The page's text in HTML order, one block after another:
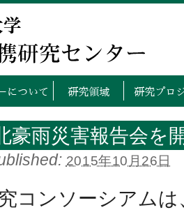
トップページ センタ
豪雨災害報告会を
2015年10月26日
コンソーシアム